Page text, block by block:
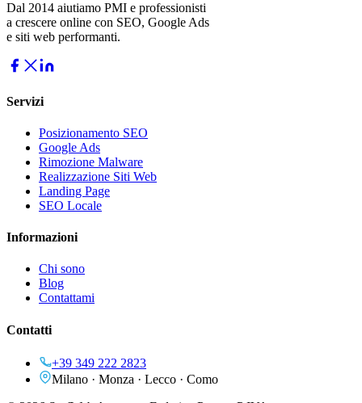
Dal 2014 aiutiamo PMI e professionisti
a crescere online con SEO, Google Ads
e siti web performanti.
Servizi
Posizionamento SEO
Google Ads
Rimozione Malware
Realizzazione Siti Web
Landing Page
SEO Locale
Informazioni
Chi sono
Blog
Contattami
Contatti
+39 349 222 2823
Milano · Monza · Lecco · Como